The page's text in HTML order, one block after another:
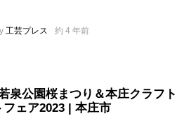
工芸プレス 約 4 年前
泉公園桜まつり＆本庄クラフト
フェア2023 | 本庄市